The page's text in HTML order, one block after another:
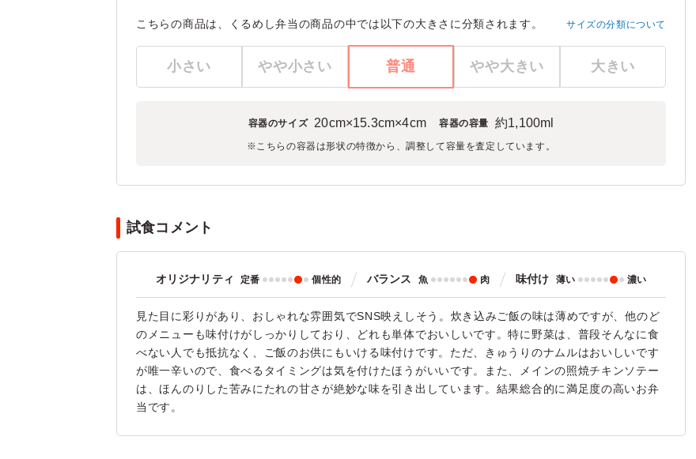
こちらの商品は、くるめし弁当の商品の中では以下の大きさに分類されます。 サイズの分類について
小さい やや小さい 普通 やや大きい 大きい
容器のサイズ 20cm×15.3cm×4cm 容器の容量 約1,100ml
※こちらの容器は形状の特徴から、調整して容量を査定しています。
試食コメント
オリジナリティ 定番 個性的 バランス 魚 肉 味付け 薄い 濃い
見た目に彩りがあり、おしゃれな雰囲気でSNS映えしそう。炊き込みご飯の味は薄めですが、他のど
のメニューも味付けがしっかりしており、どれも単体でおいしいです。特に野菜は、普段そんなに食
べない人でも抵抗なく、ご飯のお供にもいける味付けです。ただ、きゅうりのナムルはおいしいです
が唯一辛いので、食べるタイミングは気を付けたほうがいいです。また、メインの照焼チキンソテー
は、ほんのりした苦みにたれの甘さが絶妙な味を引き出しています。結果総合的に満足度の高いお弁
当です。